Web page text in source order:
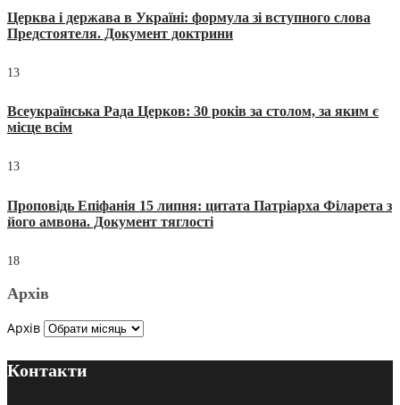
Церква і держава в Україні: формула зі вступного слова
Предстоятеля. Документ доктрини
13
Всеукраїнська Рада Церков: 30 років за столом, за яким є
місце всім
13
Проповідь Епіфанія 15 липня: цитата Патріарха Філарета з
його амвона. Документ тяглості
18
Архів
Архів
Контакти